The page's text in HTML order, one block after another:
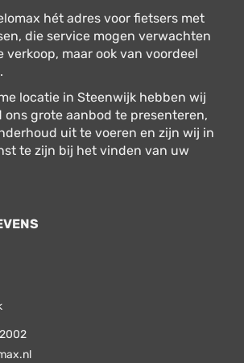
hét adres voor fietsers met
die service mogen verwachten
verkoop, maar ook van voordeel
locatie in Steenwijk hebben wij
ons grote aanbod te presenteren,
uit te voeren en zijn wij in
te zijn bij het vinden van uw